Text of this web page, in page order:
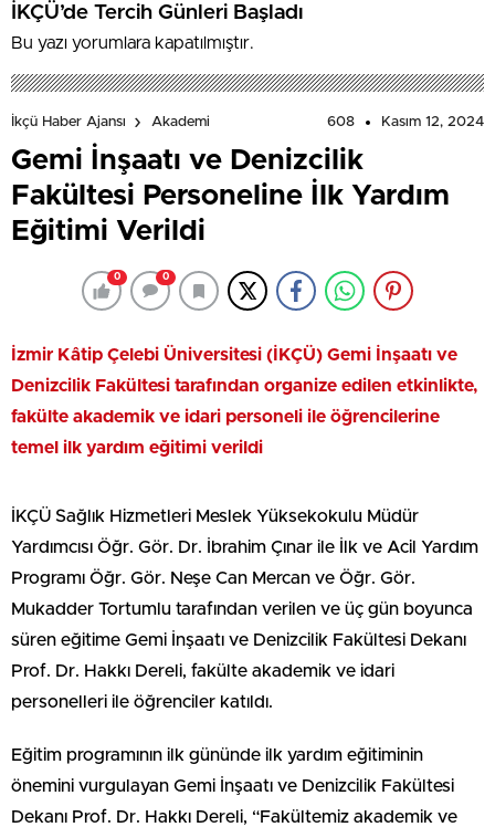
İKÇÜ’de Tercih Günleri Başladı
Bu yazı yorumlara kapatılmıştır.
İkçü Haber Ajansı Akademi 608 Kasım 12, 2024
Gemi İnşaatı ve Denizcilik
Fakültesi Personeline İlk Yardım
Eğitimi Verildi
0 0
İzmir Kâtip Çelebi Üniversitesi (İKÇÜ) Gemi İnşaatı ve
Denizcilik Fakültesi tarafından organize edilen etkinlikte,
fakülte akademik ve idari personeli ile öğrencilerine
temel ilk yardım eğitimi verildi
İKÇÜ Sağlık Hizmetleri Meslek Yüksekokulu Müdür
Yardımcısı Öğr. Gör. Dr. İbrahim Çınar ile İlk ve Acil Yardım
Programı Öğr. Gör. Neşe Can Mercan ve Öğr. Gör.
Mukadder Tortumlu tarafından verilen ve üç gün boyunca
süren eğitime Gemi İnşaatı ve Denizcilik Fakültesi Dekanı
Prof. Dr. Hakkı Dereli, fakülte akademik ve idari
personelleri ile öğrenciler katıldı.
Eğitim programının ilk gününde ilk yardım eğitiminin
önemini vurgulayan Gemi İnşaatı ve Denizcilik Fakültesi
Dekanı Prof. Dr. Hakkı Dereli, “Fakültemiz akademik ve